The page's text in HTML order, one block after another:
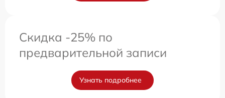
Скидка -25% по
предварительной записи
Узнать подробнее